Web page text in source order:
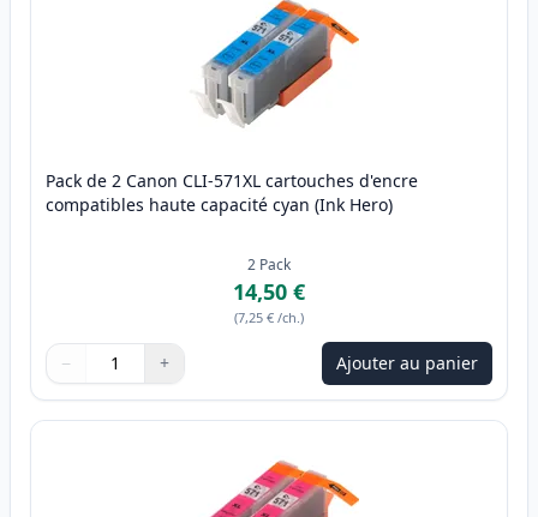
Pack de 2 Canon CLI-571XL cartouches d'encre
compatibles haute capacité cyan (Ink Hero)
2 Pack
14,50 €
(7,25 € /ch.)
Quantité
Utilisez les boutons pour ajuster
− +
Quantité Ajouter au panier